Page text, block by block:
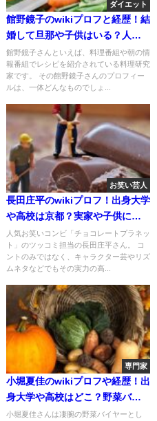
ダイエット
館野鏡子のwikiプロフと経歴！結
婚して旦那や子供はいる？人気
のレシピは？
館野鏡子さんといえば、料理番組や朝の情
報番組でレシピを紹介されている料理研究
家です。 その館野鏡子さんのプロフィー
ルは、一体どんなものでしょ...
お笑い芸人
長田庄平のwikiプロフ！出身大学
や高校は京都？実家や子供につ
いて！
人気お笑いコンビ「チョコレートプラネッ
ト」のツッコミ担当の長田庄平さん。 コ
ントのみではなく、キャラクター芸やリズ
ムネタなどでもその実力の高...
専門家
小堀夏佳のwikiプロフや経歴！出
身大学や高校はどこ？野菜バイ
ヤーとしての実績！
小堀夏佳さんは凄腕の野菜バイヤーとし